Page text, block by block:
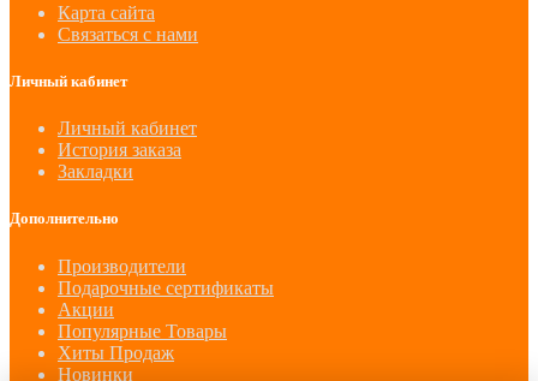
Карта сайта
Связаться с нами
Личный кабинет
Личный кабинет
История заказа
Закладки
Дополнительно
Производители
Подарочные сертификаты
Акции
Популярные Товары
Хиты Продаж
Новинки